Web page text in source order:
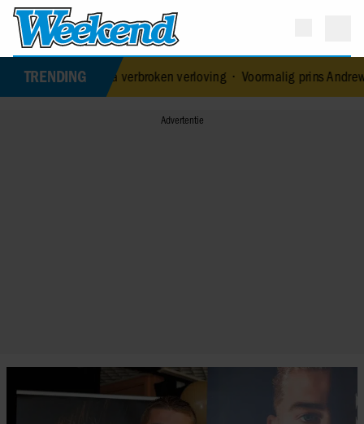
TRENDING
na verbroken verloving•Voormalig prins Andrew werd